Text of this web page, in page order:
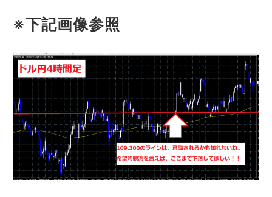
※下記画像参照